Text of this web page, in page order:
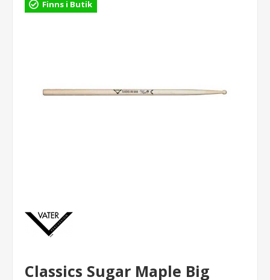
Finns i Butik
Classics Sugar Maple Big